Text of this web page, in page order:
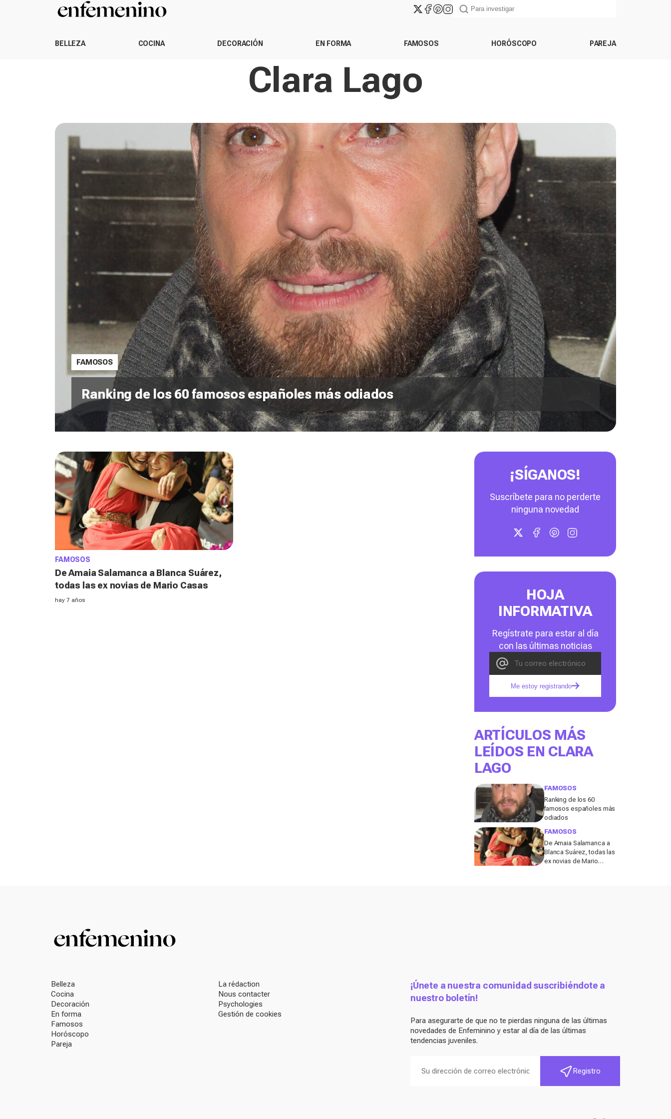
BELLEZA COCINA DECORACIÓN EN FORMA FAMOSOS HORÓSCOPO PAREJA
Clara Lago
FAMOSOS
Ranking de los 60 famosos españoles más odiados
FAMOSOS
De Amaia Salamanca a Blanca Suárez,
todas las ex novias de Mario Casas
hay 7 años
¡SÍGANOS!
Suscríbete para no perderte
ninguna novedad
HOJA
INFORMATIVA
Regístrate para estar al día
con las últimas noticias
Me estoy registrando
ARTÍCULOS MÁS
LEÍDOS EN CLARA
LAGO
FAMOSOS
Ranking de los 60
famosos españoles más
odiados
FAMOSOS
De Amaia Salamanca a
Blanca Suárez, todas las
ex novias de Mario
Belleza
Cocina
Decoración
En forma
Famosos
Horóscopo
Pareja
La rédaction
Nous contacter
Psychologies
Gestión de cookies
¡Únete a nuestra comunidad suscribiéndote a
nuestro boletín!
Para asegurarte de que no te pierdas ninguna de las últimas
novedades de Enfeminino y estar al día de las últimas
tendencias juveniles.
Registro